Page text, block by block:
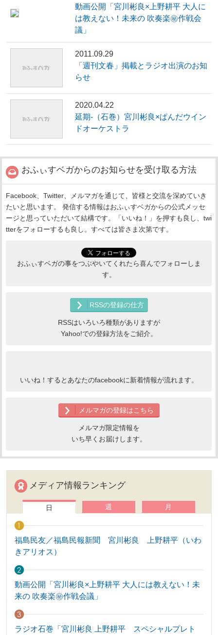
動画公開「宮川彬良×上野耕平 大人に
は教えない！未来の 吹奏楽㊙作戦会
議」
2011.09.29
「週刊文春」掲載とラジオ出演のお知
らせ
2020.04.22
延期-（石巻）宮川彬良×ぱんだウイン
ドオーケストラ
おふぃすベガからのお知らせを受け取る方法
Facebook、Twitter、メルマガを通じて、皆様と交流を深めていき
たいと思います。 発信する情報はおふぃすベガからの公式メッセ
ージと思っていただいて結構です。「いいね！」を押すも良し、twi
tterをフォローするも良し。すべては皆さま次第です。
おふぃすベガの事をつぶやいてくれたら喜んでフォローしま
す。
RSSの登録の仕方
RSSはいろいろ種類がありますが
Yahoo!での登録方法をご紹介。
いいね！するとあなたのfacebookに新着情報が流れます。
メルマガの登録はこちら
メルマガ限定情報を
いち早くお届けします。
メディア情報ランキング
日 週 月
福島民友／福島民報新聞 宮川彬良 上野耕平（いわ
きアリオス）
動画公開「宮川彬良×上野耕平 大人には教えない！未
来の 吹奏楽㊙作戦会議」
ラジオ石巻「宮川彬良 上野耕平 スペシャルプレト